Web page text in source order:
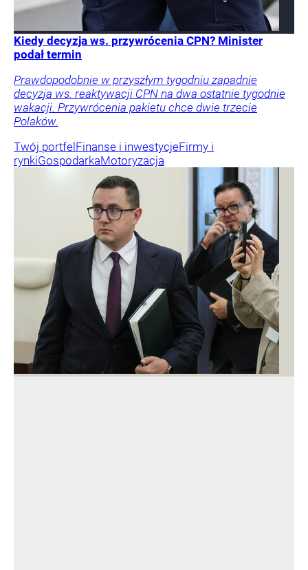
Kiedy decyzja ws. przywrócenia CPN? Minister
podał termin
Prawdopodobnie w przyszłym tygodniu zapadnie
decyzja ws. reaktywacji CPN na dwa ostatnie tygodnie
wakacji. Przywrócenia pakietu chce dwie trzecie
Polaków.
Twój portfel Finanse i inwestycjeFirmy i
rynkiGospodarkaMotoryzacja